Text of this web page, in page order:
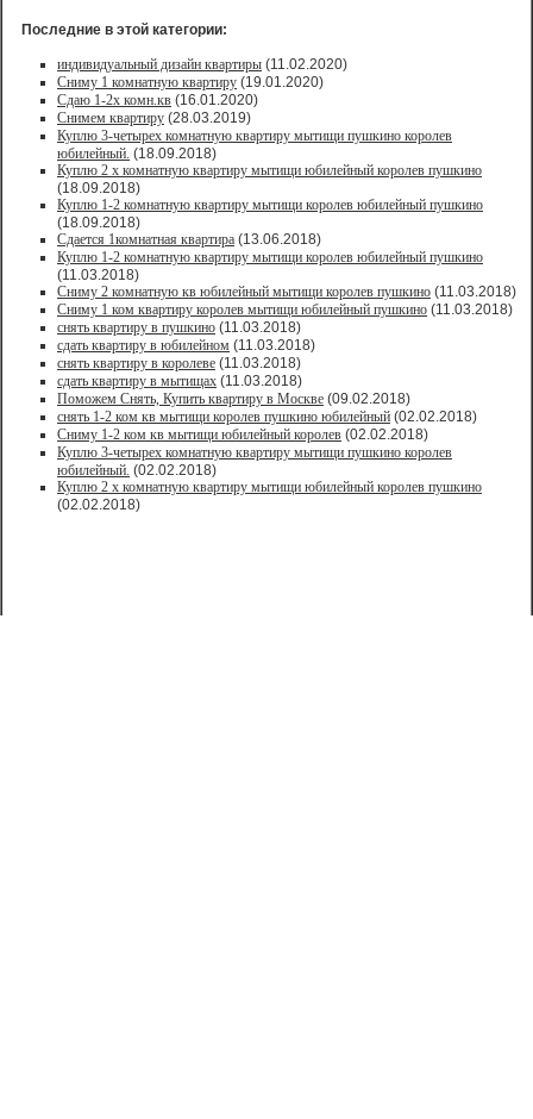
Последние в этой категории:
индивидуальный дизайн квартиры (11.02.2020)
Сниму 1 комнатную квартиру (19.01.2020)
Сдаю 1-2х комн.кв (16.01.2020)
Снимем квартиру (28.03.2019)
Куплю 3-четырех комнатную квартиру мытищи пушкино королев
юбилейный. (18.09.2018)
Куплю 2 х комнатную квартиру мытищи юбилейный королев пушкино
(18.09.2018)
Куплю 1-2 комнатную квартиру мытищи королев юбилейный пушкино
(18.09.2018)
Сдается 1комнатная квартира (13.06.2018)
Куплю 1-2 комнатную квартиру мытищи королев юбилейный пушкино
(11.03.2018)
Сниму 2 комнатную кв юбилейный мытищи королев пушкино (11.03.2018)
Сниму 1 ком квартиру королев мытищи юбилейный пушкино (11.03.2018)
снять квартиру в пушкино (11.03.2018)
сдать квартиру в юбилейном (11.03.2018)
снять квартиру в королеве (11.03.2018)
сдать квартиру в мытищах (11.03.2018)
Поможем Снять, Купить квартиру в Москве (09.02.2018)
снять 1-2 ком кв мытищи королев пушкино юбилейный (02.02.2018)
Сниму 1-2 ком кв мытищи юбилейный королев (02.02.2018)
Куплю 3-четырех комнатную квартиру мытищи пушкино королев
юбилейный. (02.02.2018)
Куплю 2 х комнатную квартиру мытищи юбилейный королев пушкино
(02.02.2018)